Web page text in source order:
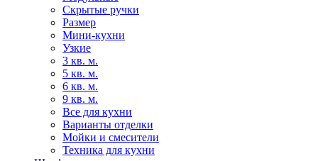
Скрытые ручки
Размер
Мини-кухни
Узкие
3 кв. м.
5 кв. м.
6 кв. м.
9 кв. м.
Все для кухни
Варианты отделки
Мойки и смесители
Техника для кухни